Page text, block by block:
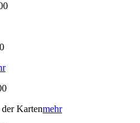
Kartenmehr